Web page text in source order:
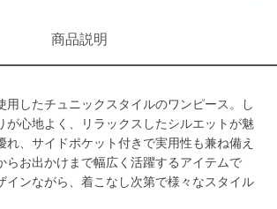
商品説明
用したチュニックスタイルのワンピース。し
が心地よく、リラックスしたシルエットが魅
れ、サイドポケット付きで実用性も兼ね備え
らお出かけまで幅広く活躍するアイテムで
インながら、着こなし次第で様々なスタイル